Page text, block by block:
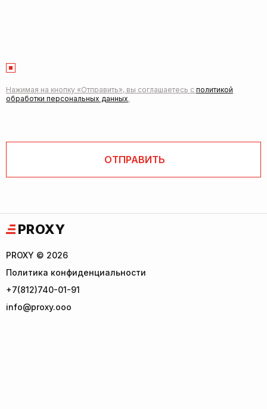
Нажимая на кнопку «Отправить», вы соглашаетесь с политикой
обработки персональных данных.
PROXY
PROXY © 2026
Политика конфиденциальности
+7(812)740-01-91
info@proxy.ooo